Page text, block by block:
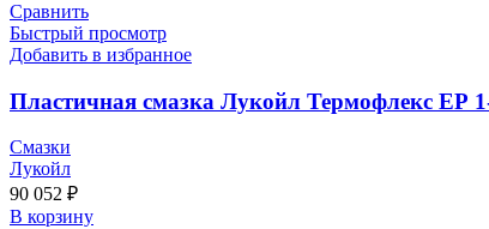
Сравнить
Быстрый просмотр
Добавить в избранное
Пластичная смазка Лукойл Термофлекс ЕР
Смазки
Лукойл
90 052 ₽
В корзину